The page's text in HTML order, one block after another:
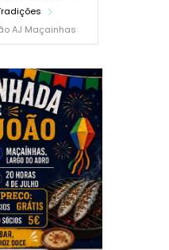
AJ Maçainhas